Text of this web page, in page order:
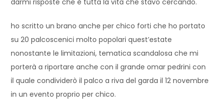
ho scritto un brano anche per chico forti che ho portato
su 20 palcoscenici molto popolari quest’estate
nonostante le limitazioni, tematica scandalosa che mi
porterà a riportare anche con il grande omar pedrini con
il quale condividerò il palco a riva del garda il 12 novembre
in un evento proprio per chico.